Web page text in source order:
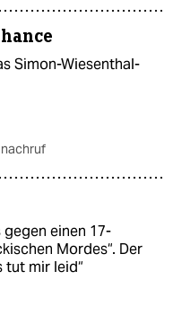
Simon-Wiesenthal-
nachruf
einen 17-
Mordes“. Der
tut mir leid“